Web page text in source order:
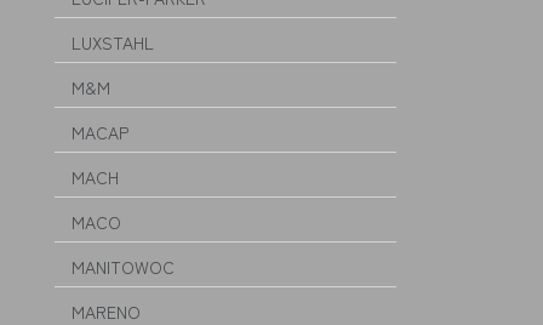
LUXSTAHL
M&M
MACAP
MACH
MACO
MANITOWOC
MARENO